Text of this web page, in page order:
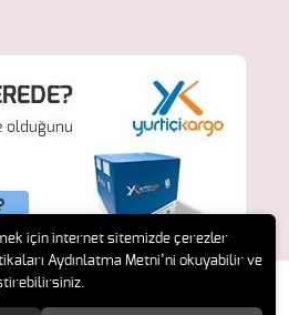
için internet sitemizde çerezler
Aydınlatma Metni’ni okuyabilir ve